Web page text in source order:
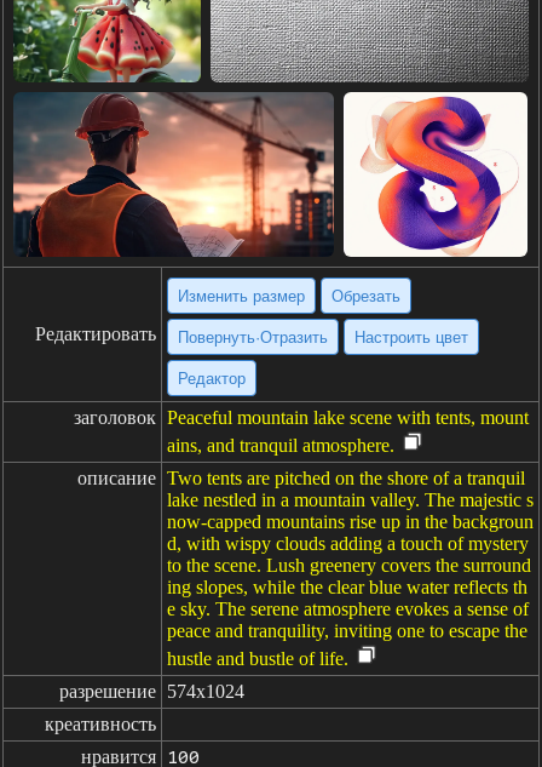
Редактировать
Изменить размер Обрезать
Повернуть·Отразить Настроить цвет
Редактор
заголовок Peaceful mountain lake scene with tents, mount
ains, and tranquil atmosphere.
описание Two tents are pitched on the shore of a tranquil
lake nestled in a mountain valley. The majestic s
now-capped mountains rise up in the backgroun
d, with wispy clouds adding a touch of mystery
to the scene. Lush greenery covers the surround
ing slopes, while the clear blue water reflects th
e sky. The serene atmosphere evokes a sense of
peace and tranquility, inviting one to escape the
hustle and bustle of life.
разрешение 574x1024
креативность
нравится
100